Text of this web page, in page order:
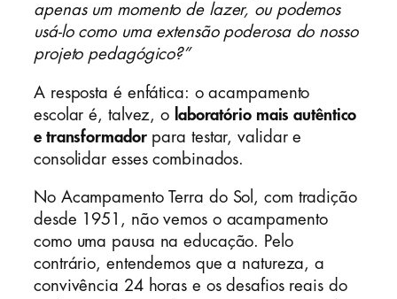
apenas um momento de lazer, ou podemos
usá-lo como uma extensão poderosa do nosso
projeto pedagógico?”
A resposta é enfática: o acampamento
escolar é, talvez, o laboratório mais autêntico
e transformadorpara testar, validar e
consolidar esses combinados.
No Acampamento Terra do Sol, com tradição
desde 1951, não vemos o acampamento
como uma pausa na educação. Pelo
contrário, entendemos que a natureza, a
convivência 24 horas e os desafios reais do